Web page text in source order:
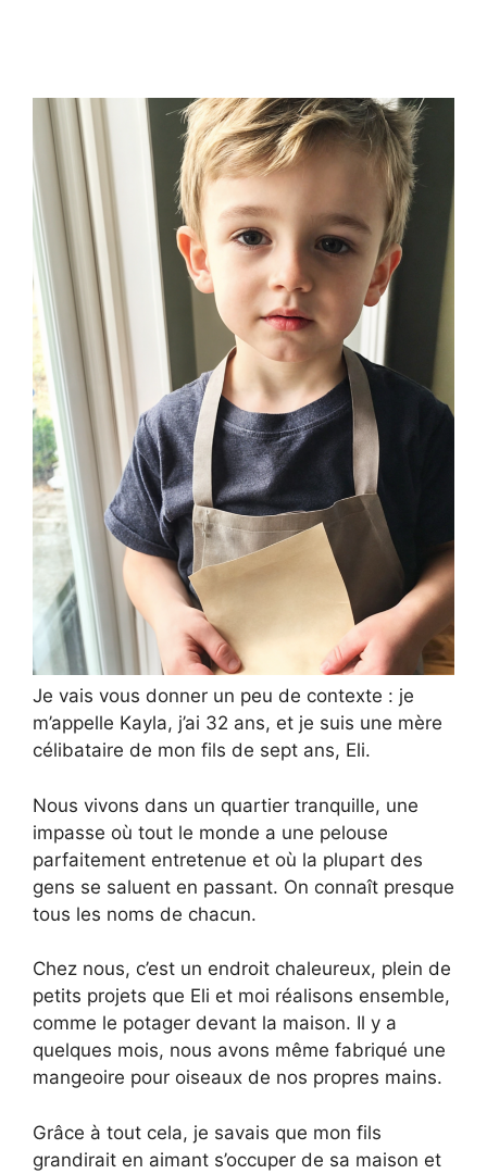
Je vais vous donner un peu de contexte : je
m’appelle Kayla, j’ai 32 ans, et je suis une mère
célibataire de mon fils de sept ans, Eli.
Nous vivons dans un quartier tranquille, une
impasse où tout le monde a une pelouse
parfaitement entretenue et où la plupart des
gens se saluent en passant. On connaît presque
tous les noms de chacun.
Chez nous, c’est un endroit chaleureux, plein de
petits projets que Eli et moi réalisons ensemble,
comme le potager devant la maison. Il y a
quelques mois, nous avons même fabriqué une
mangeoire pour oiseaux de nos propres mains.
Grâce à tout cela, je savais que mon fils
grandirait en aimant s’occuper de sa maison et